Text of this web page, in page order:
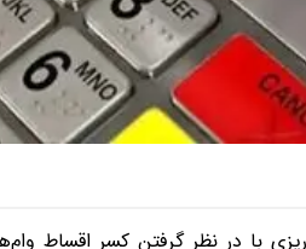
با در نظر گرفتن کسر اقساط